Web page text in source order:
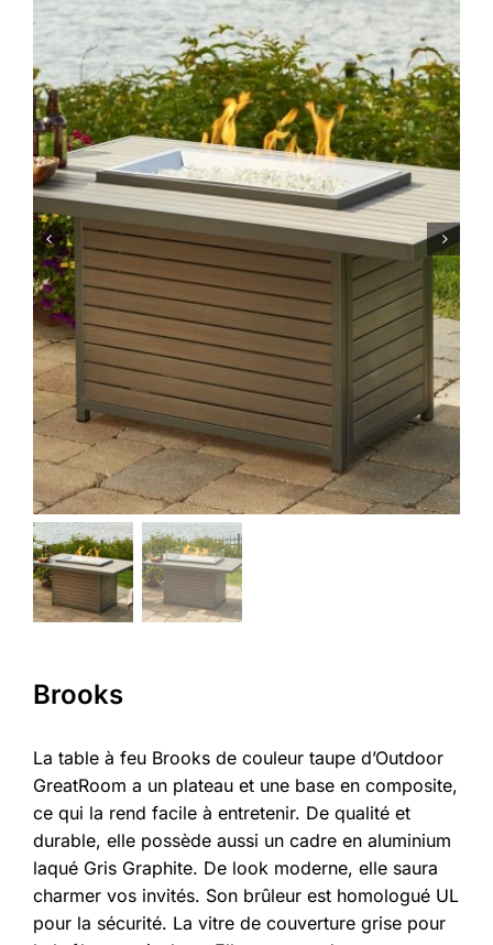
Brooks
La table à feu Brooks de couleur taupe d’Outdoor
GreatRoom a un plateau et une base en composite,
ce qui la rend facile à entretenir. De qualité et
durable, elle possède aussi un cadre en aluminium
laqué Gris Graphite. De look moderne, elle saura
charmer vos invités. Son brûleur est homologué UL
pour la sécurité. La vitre de couverture grise pour